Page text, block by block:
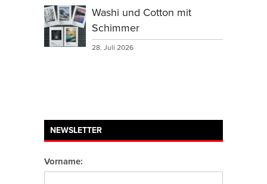
Washi und Cotton mit
Schimmer
28. Juli 2026
NEWSLETTER
Vorname: